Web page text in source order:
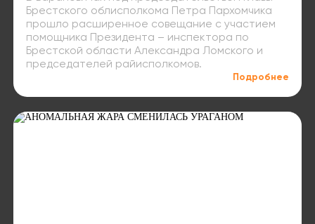
Брестского облисполкома Петра Пархомчика
прошло расширенное совещание с участием
помощника Президента – инспектора по
Брестской области Александра Ломского и
председателей райисполкомов.
Подробнее